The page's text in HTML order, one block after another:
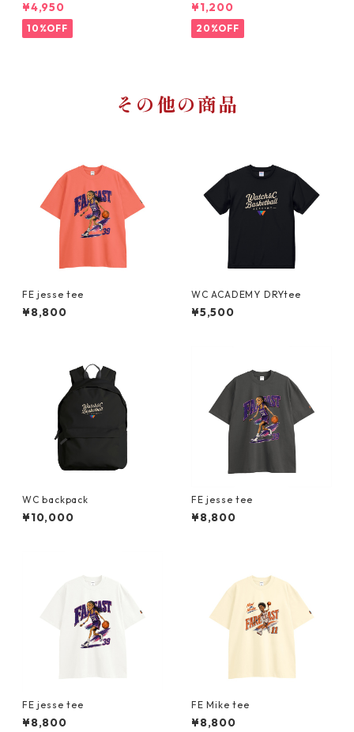
¥4,950
10%OFF
¥1,200
20%OFF
その他の商品
FE jesse tee
¥8,800
WC ACADEMY DRYtee
¥5,500
WC backpack
¥10,000
FE jesse tee
¥8,800
FE jesse tee
¥8,800
FE Mike tee
¥8,800